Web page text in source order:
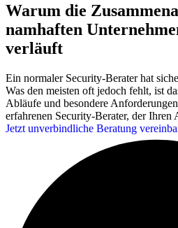
Warum die
namhaften
verläuft
Ein normaler Security-Berater hat
Was den meisten oft jedoch fehlt, ist
Abläufe und besondere
erfahrenen Security-Berater, der
Jetzt unverbindliche Beratung